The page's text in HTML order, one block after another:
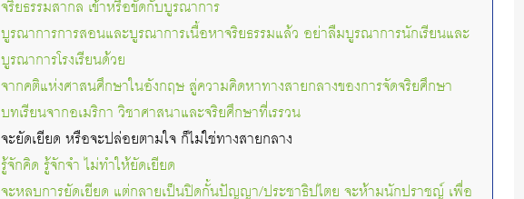
จริยธรรมสากล เข้าหรือขัดกับบูรณาการ
บูรณาการการสอนและบูรณาการเนื้อหาจริยธรรมแล้ว อย่าลืมบูรณาการนักเรียนและ
บูรณาการโรงเรียนด้วย
จากคติแห่งศาสนศึกษาในอังกฤษ สู่ความคิดหาทางสายกลางของการจัดจริยศึกษา
บทเรียนจากอเมริกา วิชาศาสนาและจริยศึกษาที่เรรวน
จะยัดเยียด หรือจะปล่อยตามใจ ก็ไม่ใช่ทางสายกลาง
รู้จักคิด รู้จักจำ ไม่ทำให้ยัดเยียด
จะหลบการยัดเยียด แต่กลายเป็นปิดกั้นปัญญา/ประชาธิปไตย จะห้ามนักปราชญ์ เพื่อ